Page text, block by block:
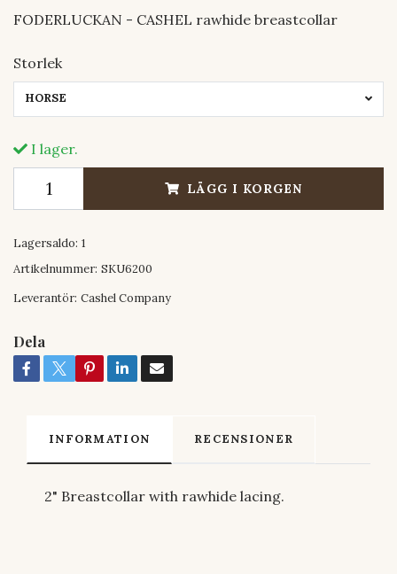
FODERLUCKAN - CASHEL rawhide breastcollar
Storlek
HORSE
I lager.
LÄGG I KORGEN
Lagersaldo: 1
Artikelnummer: SKU6200
Leverantör: Cashel Company
Dela
INFORMATION RECENSIONER
2" Breastcollar with rawhide lacing.